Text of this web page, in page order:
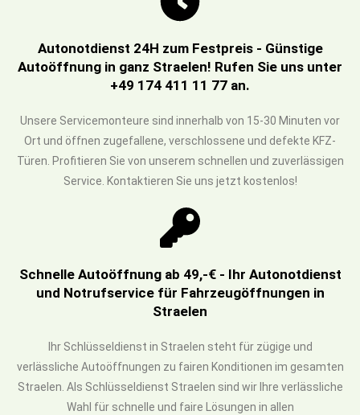
Autonotdienst 24H zum Festpreis - Günstige
Autoöffnung in ganz Straelen! Rufen Sie uns unter
+49 174 411 11 77 an.
Unsere Servicemonteure sind innerhalb von 15-30 Minuten vor
Ort und öffnen zugefallene, verschlossene und defekte KFZ-
Türen. Profitieren Sie von unserem schnellen und zuverlässigen
Service. Kontaktieren Sie uns jetzt kostenlos!
Schnelle Autoöffnung ab 49,-€ - Ihr Autonotdienst
und Notrufservice für Fahrzeugöffnungen in
Straelen
Ihr Schlüsseldienst in Straelen steht für zügige und
verlässliche Autoöffnungen zu fairen Konditionen im gesamten
Straelen. Als Schlüsseldienst Straelen sind wir Ihre verlässliche
Wahl für schnelle und faire Lösungen in allen